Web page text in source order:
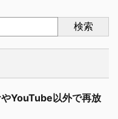
検索
YouTube以外で再放